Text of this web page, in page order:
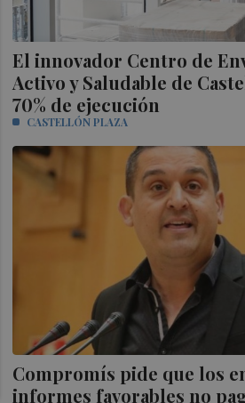
El innovador Centro de
Activo y Saludable de
70% de ejecución
CASTELLÓN PLAZA
Compromís pide que los
informes favorables no